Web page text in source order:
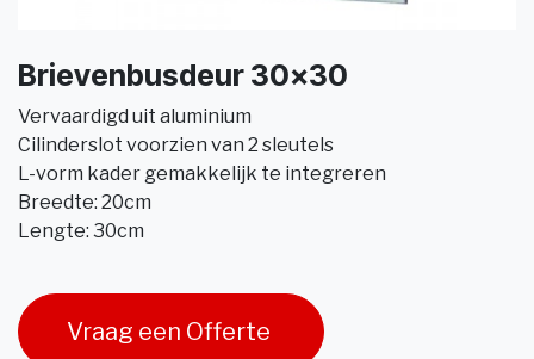
Brievenbusdeur 30x30
Vervaardigd uit aluminium
Cilinderslot voorzien van 2 sleutels
L-vorm kader gemakkelijk te integreren
Breedte: 20cm
Lengte: 30cm
Vraag een Offerte